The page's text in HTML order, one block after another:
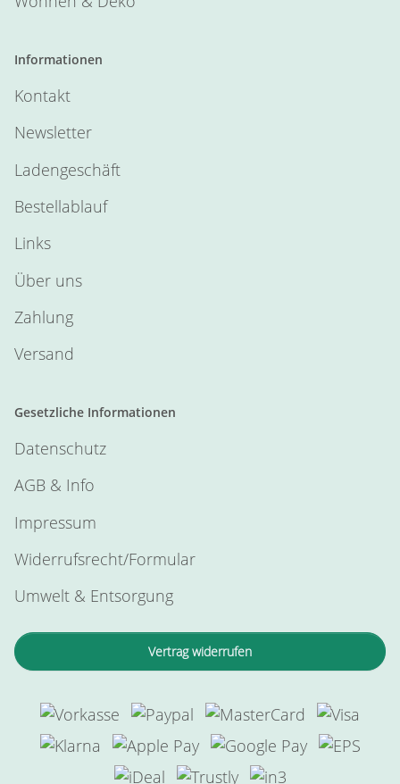
Informationen
Kontakt
Newsletter
Ladengeschäft
Bestellablauf
Links
Über uns
Zahlung
Versand
Gesetzliche Informationen
Datenschutz
AGB & Info
Impressum
Widerrufsrecht/Formular
Umwelt & Entsorgung
Vertrag widerrufen